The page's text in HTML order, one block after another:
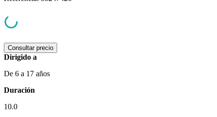
Consultar precio
Dirigido a
De 6 a 17 años
Duración
10.0